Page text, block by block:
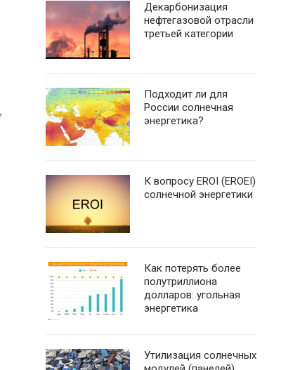
Декарбонизация
нефтегазовой отрасли
третьей категории
Подходит ли для
России солнечная
энергетика?
К вопросу EROI (EROEI)
солнечной энергетики
Как потерять более
полутриллиона
долларов: угольная
энергетика
Утилизация солнечных